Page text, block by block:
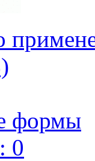
формы
0